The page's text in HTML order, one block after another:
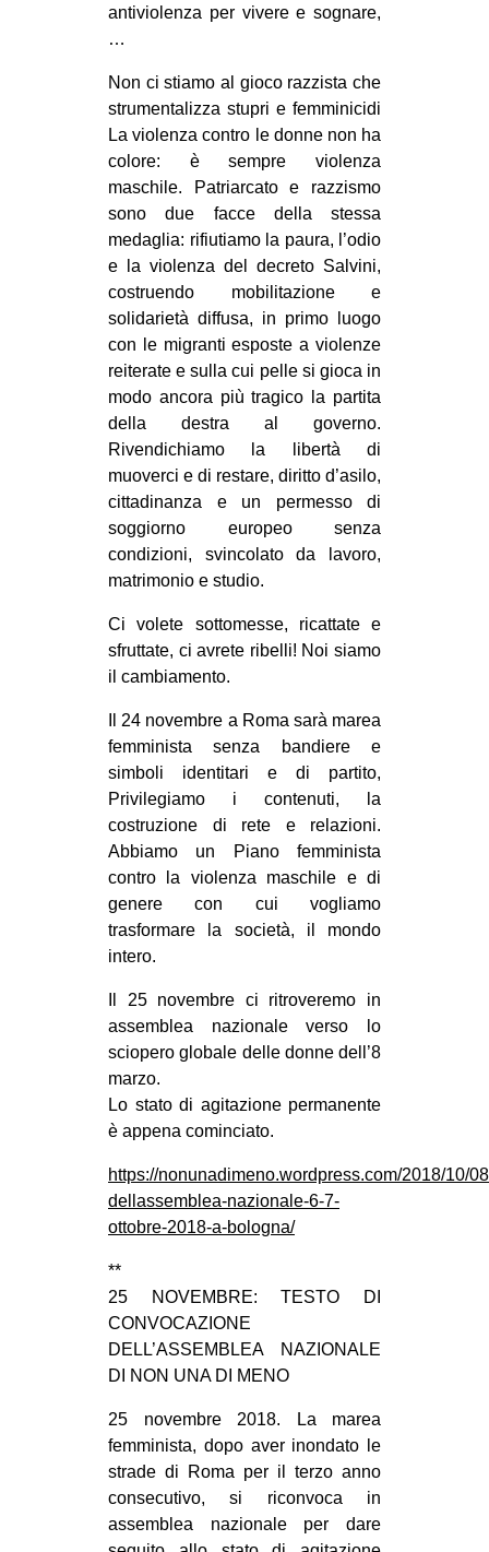
antiviolenza per vivere e sognare,
…
Non ci stiamo al gioco razzista che
strumentalizza stupri e femminicidi
La violenza contro le donne non ha
colore: è sempre violenza
maschile. Patriarcato e razzismo
sono due facce della stessa
medaglia: rifiutiamo la paura, l’odio
e la violenza del decreto Salvini,
costruendo mobilitazione e
solidarietà diffusa, in primo luogo
con le migranti esposte a violenze
reiterate e sulla cui pelle si gioca in
modo ancora più tragico la partita
della destra al governo.
Rivendichiamo la libertà di
muoverci e di restare, diritto d’asilo,
cittadinanza e un permesso di
soggiorno europeo senza
condizioni, svincolato da lavoro,
matrimonio e studio.
Ci volete sottomesse, ricattate e
sfruttate, ci avrete ribelli! Noi siamo
il cambiamento.
Il 24 novembre a Roma sarà marea
femminista senza bandiere e
simboli identitari e di partito,
Privilegiamo i contenuti, la
costruzione di rete e relazioni.
Abbiamo un Piano femminista
contro la violenza maschile e di
genere con cui vogliamo
trasformare la società, il mondo
intero.
Il 25 novembre ci ritroveremo in
assemblea nazionale verso lo
sciopero globale delle donne dell’8
marzo.
Lo stato di agitazione permanente
è appena cominciato.
https://nonunadimeno.wordpress.com/2018/10/
dellassemblea-nazionale-6-7-
ottobre-2018-a-bologna/
**
25 NOVEMBRE: TESTO DI
CONVOCAZIONE
DELL’ASSEMBLEA NAZIONALE
DI NON UNA DI MENO
25 novembre 2018. La marea
femminista, dopo aver inondato le
strade di Roma per il terzo anno
consecutivo, si riconvoca in
assemblea nazionale per dare